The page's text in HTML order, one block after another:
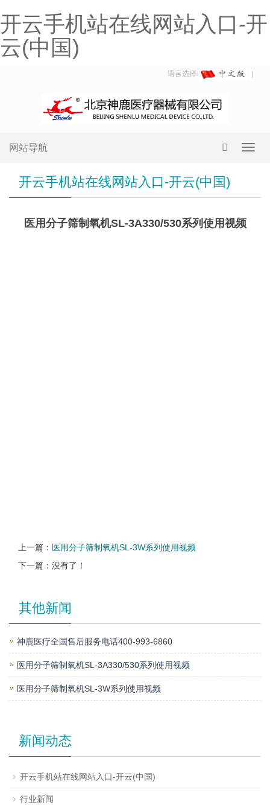
开云手机站在线网站入口-开
云(中国)
语言选择:
网站导航
开云手机站在线网站入口-开云(中国)
医用分子筛制氧机SL-3A330/530系列使用视频
上一篇： 医用分子筛制氧机SL-3W系列使用视频
下一篇：没有了！
其他新闻
神鹿医疗全国售后服务电话400-993-6860
医用分子筛制氧机SL-3A330/530系列使用视频
医用分子筛制氧机SL-3W系列使用视频
新闻动态
开云手机站在线网站入口-开云(中国)
行业新闻